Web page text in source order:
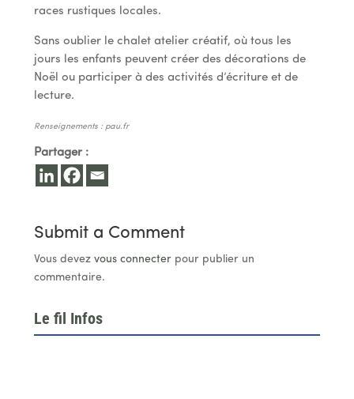
races rustiques locales.
Sans oublier le chalet atelier créatif, où tous les
jours les enfants peuvent créer des décorations de
Noël ou participer à des activités d’écriture et de
lecture.
Renseignements : pau.fr
Partager :
Submit a Comment
Vous devez vous connecterpour publier un
commentaire.
Le fil Infos